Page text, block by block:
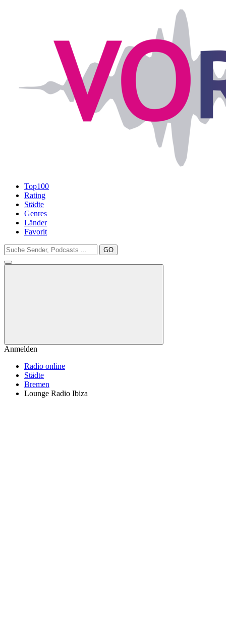
Top100
Rating
Städte
Genres
Länder
Favorit
GO
Anmelden
Radio online
Städte
Bremen
Lounge Radio Ibiza